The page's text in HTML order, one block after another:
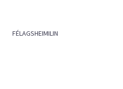
FÉLAGSHEIMILIN